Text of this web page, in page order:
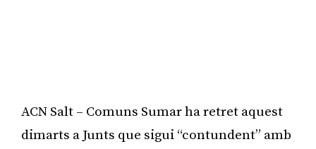
ACN Salt – Comuns Sumar ha retret aquest
dimarts a Junts que sigui “contundent” amb